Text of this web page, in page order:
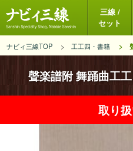
三線 /
セット
ナビィ三線TOP 工工四・書籍
聲楽譜附 舞踊曲工